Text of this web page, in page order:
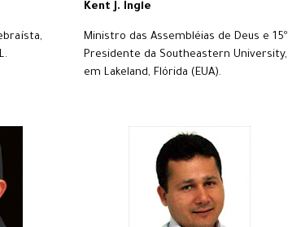
Kent J. Ingle
Ministro das Assembléias de Deus e 15º
Presidente da Southeastern University,
em Lakeland, Flórida (EUA).